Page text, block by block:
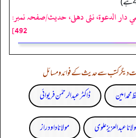
الدعوة، نئى دهلى، حدیث/صفحہ نمبر:
492]
دیگر کتب سے حدیث کے فوائد و مسائل
محمد امین ڈاکٹر عبدالرحمٰن فریوائی
عبد العزیز علوی مولانا داود راز